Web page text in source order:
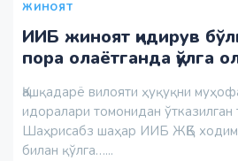
ЖИНОЯТ
ИИБ жиноят қидирув
пора олаётганда қўлга
Қашқадарё вилояти ҳуқуқни
идоралари томонидан
Шаҳрисабз шаҳар ИИБ ЖҚБ
билан қўлга…...